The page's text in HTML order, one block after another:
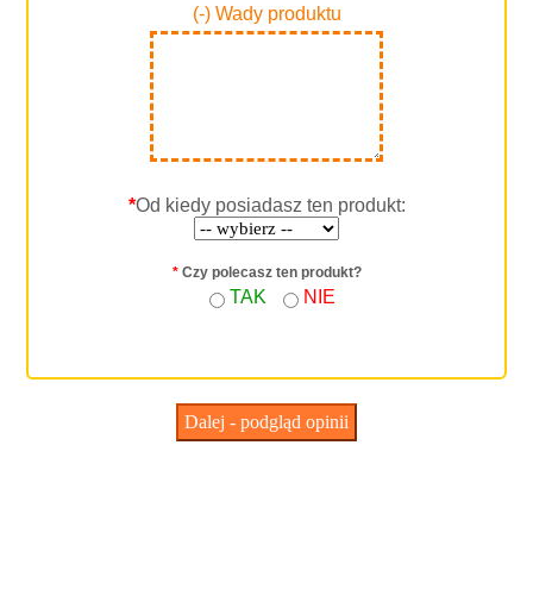
(-) Wady produktu
*Od kiedy posiadasz ten produkt:
*Czy polecasz ten produkt?
TAK NIE